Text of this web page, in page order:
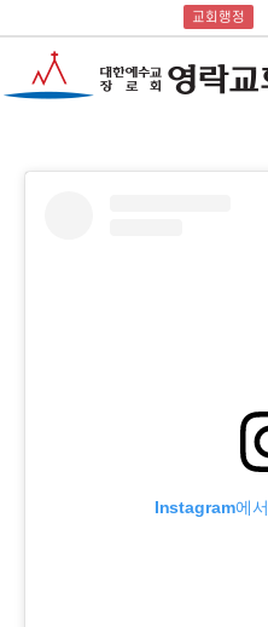
교회행정
Instagram에